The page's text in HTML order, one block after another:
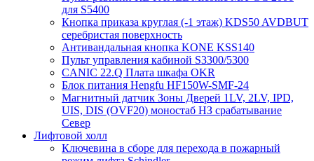
для S5400
Кнопка приказа круглая (-1 этаж) KDS50 AVDBUT
серебристая поверхность
Антивандальная кнопка KONE KSS140
Пульт управления кабиной S3300/5300
CANIC 22.Q Плата шкафа OKR
Блок питания Hengfu HF150W-SMF-24
Магнитный датчик Зоны Дверей 1LV, 2LV, IPD,
UIS, DIS (OVF20) моностаб НЗ срабатывание
Cевер
Лифтовой холл
Ключевина в сборе для перехода в пожарный